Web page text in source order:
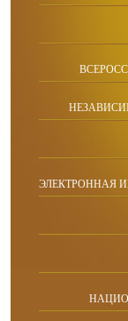
ЭЛЕКТРОННАЯ